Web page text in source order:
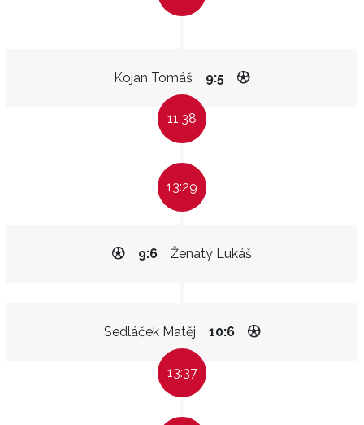
Kojan Tomáš 9:5
11:38
13:29
Ženatý Lukáš
9:6
Sedláček Matěj 10:6
13:37